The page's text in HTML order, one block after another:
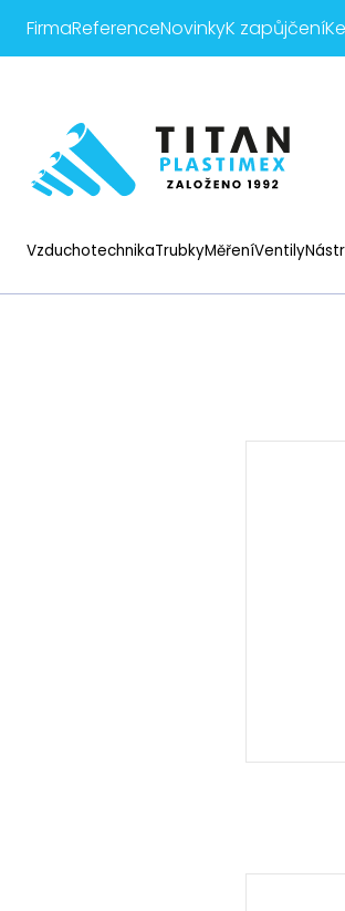
FirmaReferenceNovinkyK zapůjčení
VzduchotechnikaTrubkyMěřeníVentily